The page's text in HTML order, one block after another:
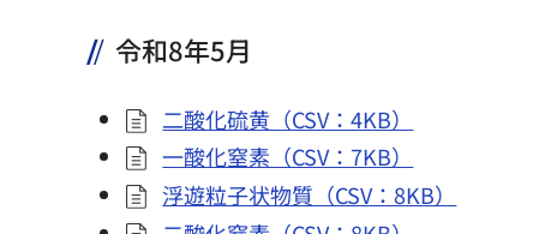
令和8年5月
二酸化硫黄（CSV：4KB）
一酸化窒素（CSV：7KB）
浮遊粒子状物質（CSV：8KB）